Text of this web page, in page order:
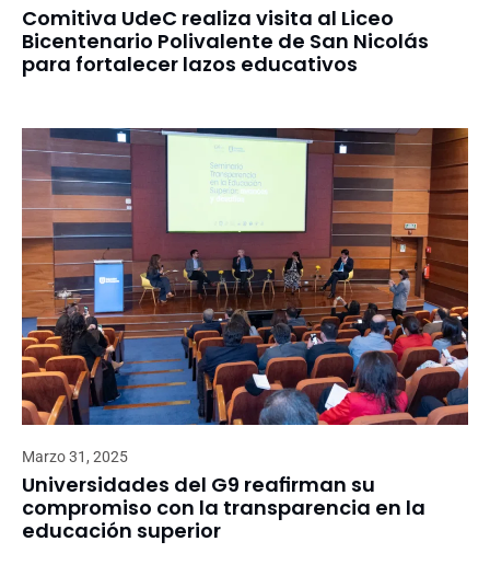
Comitiva UdeC realiza visita al Liceo
Bicentenario Polivalente de San Nicolás
para fortalecer lazos educativos
Marzo 31, 2025
Universidades del G9 reafirman su
compromiso con la transparencia en la
educación superior